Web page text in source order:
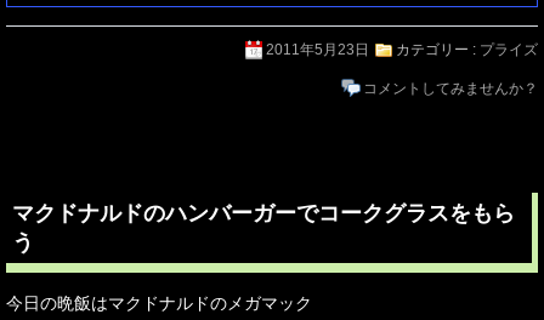
2011年5月23日 カテゴリー : プライズ
コメントしてみませんか？
マクドナルドのハンバーガーでコークグラスをもら
う
今日の晩飯はマクドナルドのメガマック